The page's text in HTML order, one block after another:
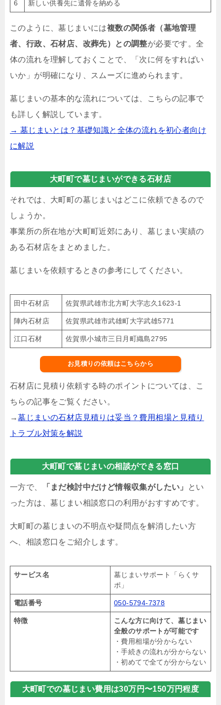
6 新しい供養先に遺骨を納める
このように、墓じまいには複数の関係者（墓地管理
者、行政、石材店、改葬先）との調整が必要です。全
体の流れを理解しておくことで、「次に何をすればい
いか」が明確になり、スムーズに進められます。
墓じまいの基本的な流れについては、こちらの記事で
も詳しく解説しています。
→ 墓じまいとは？基礎知識と全体の流れを初心者向け
に解説
大町町で墓じまいができる石材店
それでは、大町町の墓じまいはどこに依頼できるので
しょうか。
事業所の所在地が大町町近郊にあり、墓じまい実績の
ある石材店をまとめました。
墓じまいを依頼するときの参考にしてください。
田中石材店 佐賀県武雄市北方町大字志久1623-1
陣内石材店 佐賀県武雄市武雄町大字武雄5771
江口石材 佐賀県小城市三日月町織島2795
お見積りの依頼はこちらから
石材店に見積り依頼する時のポイントについては、こ
ちらの記事をご覧ください。
→墓じまいの石材店見積りは妥当？費用相場と見積り
トラブル対策を解説
大町町で墓じまいの相談ができる窓口
一方で、 「まだ検討中だけど情報収集がしたい」
とい
った方は、墓じまい相談窓口の利用がおすすめです。
大町町の墓じまいの不明点や疑問点を解消したい方
へ、相談窓口をご紹介します。
サービス名
墓じまいサポート「らくサ
ポ」
電話番号 050-5794-7378
特徴
こんな方に向けて、墓じまい
全般のサポートが可能です
・費用相場が分からない
・手続きの流れが分からない
・初めてで全てが分からない
大町町での墓じまい費用は30万円〜150万円程度